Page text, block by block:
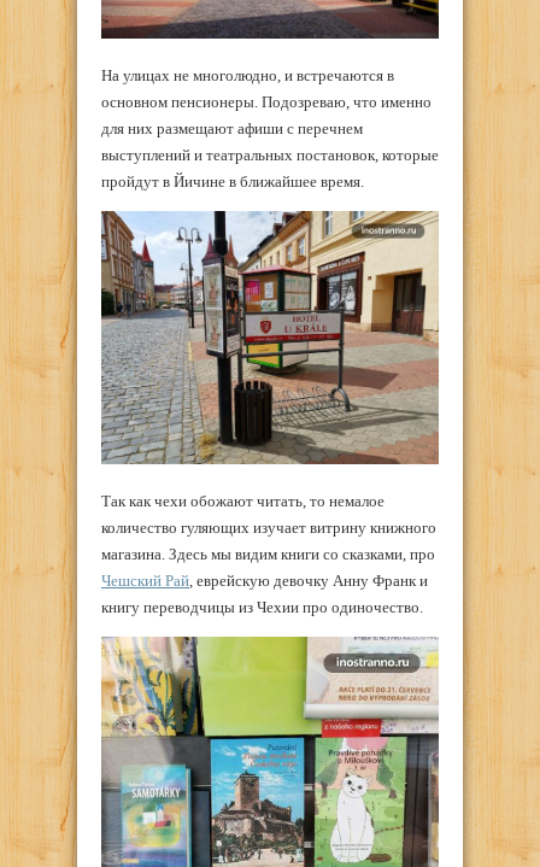
На улицах не многолюдно, и встречаются в
основном пенсионеры. Подозреваю, что именно
для них размещают афиши с перечнем
выступлений и театральных постановок, которые
пройдут в Йичине в ближайшее время.
Так как чехи обожают читать, то немалое
количество гуляющих изучает витрину книжного
магазина. Здесь мы видим книги со сказками, про
Чешский Рай , еврейскую девочку Анну Франк и
книгу переводчицы из Чехии про одиночество.